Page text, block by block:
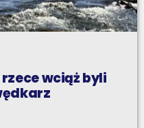
wciąż byli